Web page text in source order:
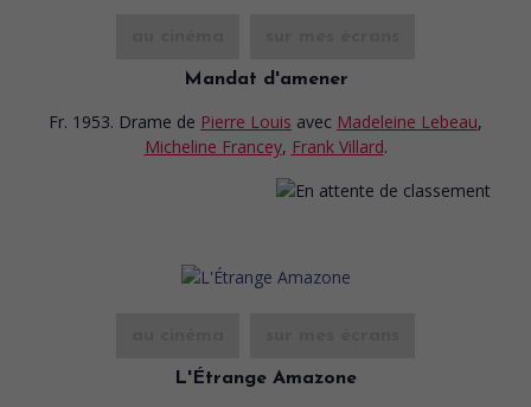
Mandat d'amener
Fr. 1953. Drame de Pierre Louis avec Madeleine Lebeau,
Micheline Francey, Frank Villard.
L'Étrange Amazone